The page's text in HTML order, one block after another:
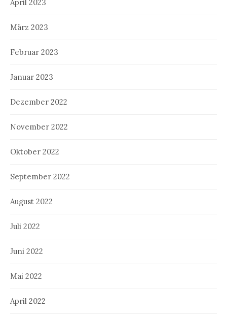
April 2023
März 2023
Februar 2023
Januar 2023
Dezember 2022
November 2022
Oktober 2022
September 2022
August 2022
Juli 2022
Juni 2022
Mai 2022
April 2022